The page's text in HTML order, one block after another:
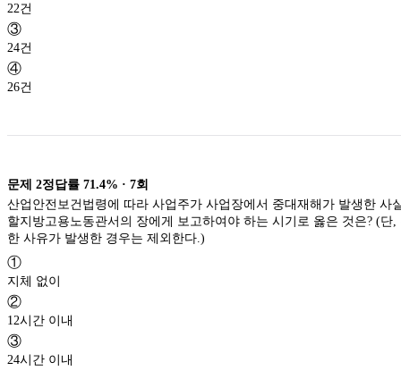
22건
③
24건
④
26건
문제 2정답률 71.4% · 7회
산업안전보건법령에 따라 사업주가 사업장에서 중대재해가 발생한 사
할지방고용노동관서의 장에게 보고하여야 하는 시기로 옳은 것은? (단
한 사유가 발생한 경우는 제외한다.)
①
지체 없이
②
12시간 이내
③
24시간 이내